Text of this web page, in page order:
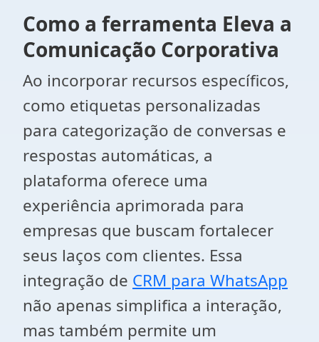
Como a ferramenta Eleva a
Comunicação Corporativa
Ao incorporar recursos específicos,
como etiquetas personalizadas
para categorização de conversas e
respostas automáticas, a
plataforma oferece uma
experiência aprimorada para
empresas que buscam fortalecer
seus laços com clientes. Essa
integração de CRM para WhatsApp
não apenas simplifica a interação,
mas também permite um